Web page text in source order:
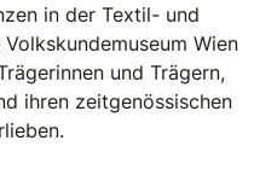
in der Textil- und
Wien
und Trägern,
ihren zeitgenössischen